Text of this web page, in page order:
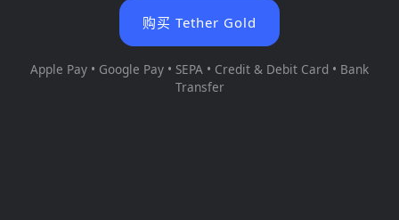
购买 Tether Gold
Apple Pay • Google Pay • SEPA • Credit & Debit Card • Bank
Transfer